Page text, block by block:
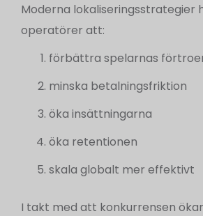
Moderna lokaliseringsstrategier
operatörer att:
förbättra spelarnas
minska betalningsfriktion
öka insättningarna
öka retentionen
skala globalt mer effektivt
I takt med att konkurrensen